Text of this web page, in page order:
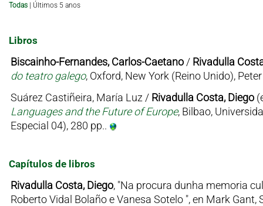
Todas Últimos 5 anos
Libros
Biscainho-Fernandes, Carlos-Caetano/ Rivadulla
do teatro galego, Oxford, New York (Reino Unido),
Suárez Castiñeira, María Luz / Rivadulla Costa, Diego
Languages and the Future of Europe, Bilbao,
Especial 04), 280 pp..
Capítulos de libros
Rivadulla Costa, Diego, "Na procura dunha memoria
Roberto Vidal Bolaño e Vanesa Sotelo ", en Mark